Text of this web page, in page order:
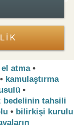
el atma•
kamulaştırma
•
bedelinin tahsili
• bilirkişi kurulu